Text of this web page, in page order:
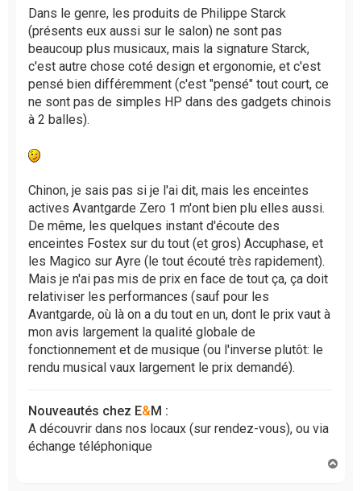
Dans le genre, les produits de Philippe Starck
(présents eux aussi sur le salon) ne sont pas
beaucoup plus musicaux, mais la signature Starck,
c'est autre chose coté design et ergonomie, et c'est
pensé bien différemment (c'est "pensé" tout court, ce
ne sont pas de simples HP dans des gadgets chinois
à 2 balles).
Chinon, je sais pas si je l'ai dit, mais les enceintes
actives Avantgarde Zero 1 m'ont bien plu elles aussi.
De même, les quelques instant d'écoute des
enceintes Fostex sur du tout (et gros) Accuphase, et
les Magico sur Ayre (le tout écouté très rapidement).
Mais je n'ai pas mis de prix en face de tout ça, ça doit
relativiser les performances (sauf pour les
Avantgarde, où là on a du tout en un, dont le prix vaut à
mon avis largement la qualité globale de
fonctionnement et de musique (ou l'inverse plutôt: le
rendu musical vaux largement le prix demandé).
Nouveautés chez E&M :
A découvrir dans nos locaux (sur rendez-vous), ou via
échange téléphonique